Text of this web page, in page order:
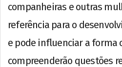
companheiras e outras
referência para o
e pode influenciar a forma
compreenderão questões